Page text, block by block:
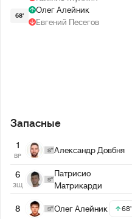
68'
Олег Алейник
Евгений Песегов
Запасные
1
ВР
Александр Довбня
6
ЗЩ
Патрисио
Матрикарди
8 Олег Алейник 68'